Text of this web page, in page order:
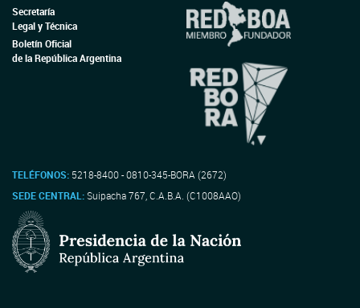
Secretaría
Legal y Técnica
Boletín Oficial
de la República Argentina
TELÉFONOS: 5218-8400 - 0810-345-BORA (2672)
SEDE CENTRAL:Suipacha 767, C.A.B.A. (C1008AAO)